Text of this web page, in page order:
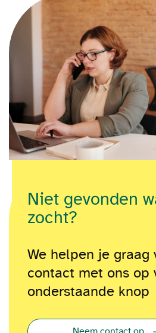
Niet gevonden
zocht?
We helpen je graag
contact met ons op
onderstaande knop